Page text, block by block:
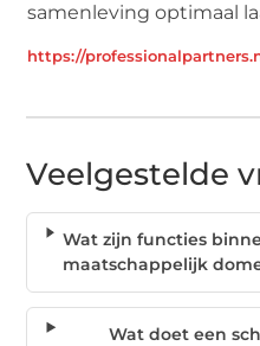
samenleving optimaal
https://
Veelgestelde
Wat zijn functies
maatschappelijk
Wat doet een